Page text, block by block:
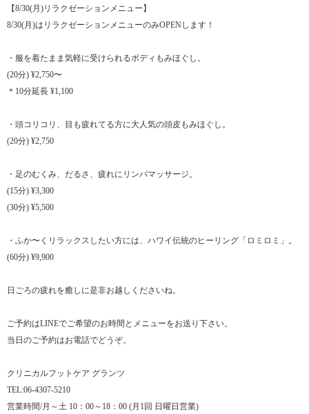
【8/30(月)リラクゼーションメニュー】
8/30(月)はリラクゼーションメニューのみOPENします！
・服を着たまま気軽に受けられるボディもみほぐし。
(20分) ¥2,750〜
＊10分延長 ¥1,100
・頭コリコリ、目も疲れてる方に大人気の頭皮もみほぐし。
(20分) ¥2,750
・足のむくみ、だるさ、疲れにリンパマッサージ。
(15分) ¥3,300
(30分) ¥5,500
・ふか〜くリラックスしたい方には、ハワイ伝統のヒーリング「ロミロミ」。
(60分) ¥9,900
日ごろの疲れを癒しに是非お越しくださいね。
ご予約はLINEでご希望のお時間とメニューをお送り下さい。
当日のご予約はお電話でどうぞ。
クリニカルフットケア グランツ
TEL:06-4307-5210
営業時間/月～土 10：00～18：00 (月1回 日曜日営業)